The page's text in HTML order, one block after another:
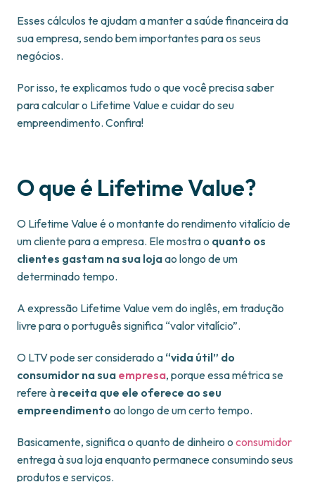
Esses cálculos te ajudam a manter a saúde financeira da
sua empresa, sendo bem importantes para os seus
negócios.
Por isso, te explicamos tudo o que você precisa saber
para calcular o Lifetime Value e cuidar do seu
empreendimento. Confira!
O que é Lifetime Value?
O Lifetime Value é o montante do rendimento vitalício de
um cliente para a empresa. Ele mostra o quanto os
clientes gastam na sua lojaao longo de um
determinado tempo.
A expressão Lifetime Value vem do inglês, em tradução
livre para o português significa “valor vitalício”.
O LTV pode ser considerado a “vida útil” do
consumidor na sua empresa, porque essa métrica se
refere à receita que ele oferece ao seu
empreendimento ao longo de um certo tempo.
Basicamente, significa o quanto de dinheiro o consumidor
entrega à sua loja enquanto permanece consumindo seus
produtos e serviços.